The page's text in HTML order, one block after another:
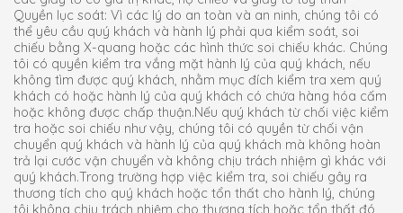
Quyền lục soát: Vì các lý do an toàn và an ninh, chúng tôi có
thể yêu cầu quý khách và hành lý phải qua kiểm soát, soi
chiếu bằng X-quang hoặc các hình thức soi chiếu khác. Chúng
tôi có quyền kiểm tra vắng mặt hành lý của quý khách, nếu
không tìm được quý khách, nhằm mục đích kiểm tra xem quý
khách có hoặc hành lý của quý khách có chứa hàng hóa cấm
hoặc không được chấp thuận.Nếu quý khách từ chối việc kiểm
tra hoặc soi chiếu như vậy, chúng tôi có quyền từ chối vận
chuyển quý khách và hành lý của quý khách mà không hoàn
trả lại cước vận chuyển và không chịu trách nhiệm gì khác với
quý khách.Trong trường hợp việc kiểm tra, soi chiếu gây ra
thương tích cho quý khách hoặc tổn thất cho hành lý, chúng
tôi không chịu trách nhiệm cho thương tích hoặc tổn thất đó,